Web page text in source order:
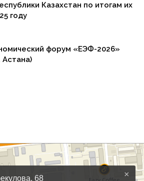
Казахстан по итогам их
году
форум «ЕЭФ-2026»
Астана)